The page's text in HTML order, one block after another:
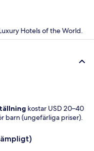
Hotels of the World.
kostar USD 20–40
barn (ungefärliga priser).